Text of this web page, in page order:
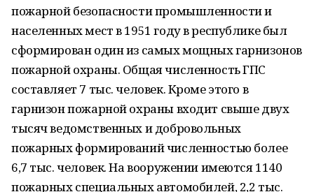
пожарной безопасности промышленности и
населенных мест в 1951 году в республике был
сформирован один из самых мощных гарнизонов
пожарной охраны. Общая численность ГПС
составляет 7 тыс. человек. Кроме этого в
гарнизон пожарной охраны входит свыше двух
тысяч ведомственных и добровольных
пожарных формирований численностью более
6,7 тыс. человек. На вооружении имеются 1140
пожарных специальных автомобилей, 2,2 тыс.